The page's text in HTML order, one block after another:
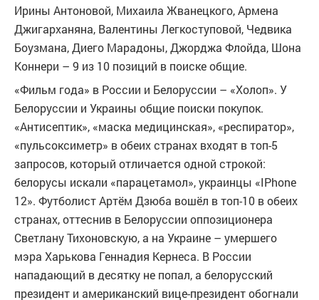
Ирины Антоновой, Михаила Жванецкого, Армена
Джигарханяна, Валентины Легкоступовой, Чедвика
Боузмана, Диего Марадоны, Джорджа Флойда, Шона
Коннери – 9 из 10 позиций в поиске общие.
«Фильм года» в России и Белоруссии – «Холоп». У
Белоруссии и Украины общие поиски покупок.
«Антисептик», «маска медицинская», «респиратор»,
«пульсоксиметр» в обеих странах входят в топ-5
запросов, который отличается одной строкой:
белорусы искали «парацетамол», украинцы «IPhone
12». Футболист Артём Дзюба вошёл в топ-10 в обеих
странах, оттеснив в Белоруссии оппозиционера
Светлану Тихоновскую, а на Украине – умершего
мэра Харькова Геннадия Кернеса. В России
нападающий в десятку не попал, а белорусский
президент и американский вице-президент обогнали